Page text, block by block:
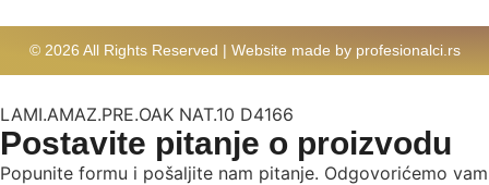
© 2026 All Rights Reserved | Website made by profesionalci.rs
LAMI.AMAZ.PRE.OAK NAT.10 D4166
Postavite pitanje o proizvodu
Popunite formu i pošaljite nam pitanje. Odgovorićemo vam